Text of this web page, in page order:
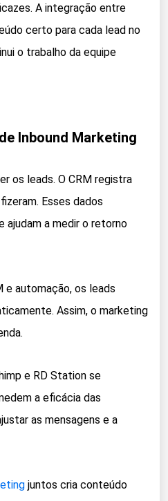
A integração entre
certo para cada lead no
o trabalho da equipe
Inbound Marketing
os leads. O CRM registra
Esses dados
ajudam a medir o retorno
e automação, os leads
Assim, o marketing
e RD Station se
a eficácia das
as mensagens e a
juntos cria conteúdo